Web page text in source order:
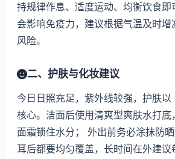
持规律作息、适度运动、均衡饮食
会影响免疫力，建议根据气温及时增
风险。
二、护肤与化妆建议
今日日照充足，紫外线较强，护肤
核心。洁面后使用清爽型爽肤水打
面霜锁住水分； 外出前务必涂抹防晒
耳后都要均匀覆盖，长时间在外建